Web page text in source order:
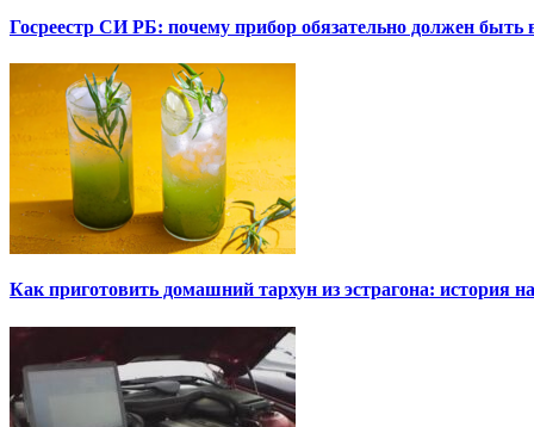
Госреестр СИ РБ: почему прибор обязательно должен быть
Как приготовить домашний тархун из эстрагона: история